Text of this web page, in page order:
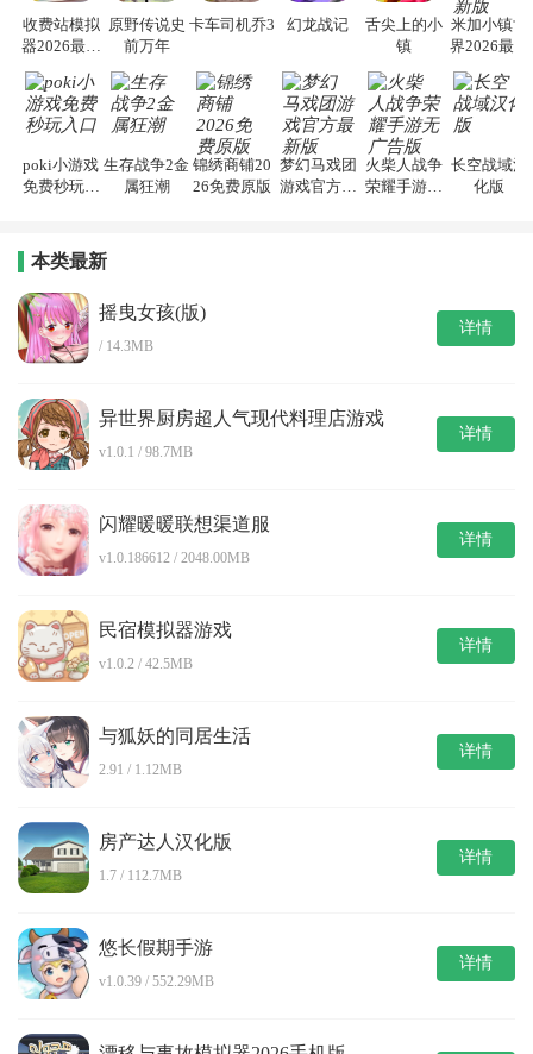
收费站模拟
器2026最新
原野传说史
前万年
卡车司机乔3 幻龙战记
舌尖上的小
镇
米加小镇世
界2026最新
poki小游戏
免费秒玩入
生存战争2金
属狂潮
锦绣商铺20
26免费原版
梦幻马戏团
游戏官方最
火柴人战争
荣耀手游无
长空战域汉
化版
本类最新
摇曳女孩(版)
/ 14.3MB
详情
异世界厨房超人气现代料理店游戏
v1.0.1 / 98.7MB
详情
闪耀暖暖联想渠道服
v1.0.186612 / 2048.00MB
详情
民宿模拟器游戏
v1.0.2 / 42.5MB
详情
与狐妖的同居生活
2.91 / 1.12MB
详情
房产达人汉化版
1.7 / 112.7MB
详情
悠长假期手游
v1.0.39 / 552.29MB
详情